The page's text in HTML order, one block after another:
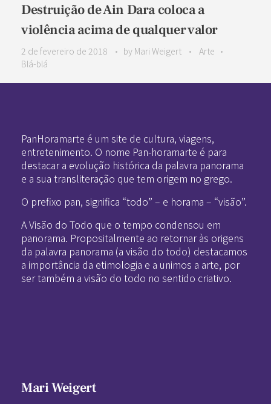
Destruição de Ain Dara coloca a
violência acima de qualquer valor
2 de fevereiro de 2018 by Mari Weigert
Arte
Blá-blá
PanHoramarte é um site de cultura, viagens,
entretenimento. O nome Pan-horamarte é para
destacar a evolução histórica da palavra panorama
e a sua transliteração que tem origem no grego.
O prefixo pan, significa “todo” – e horama – “visão”.
A Visão do Todo que o tempo condensou em
panorama. Propositalmente ao retornar às origens
da palavra panorama (a visão do todo) destacamos
a importância da etimologia e a unimos a arte, por
ser também a visão do todo no sentido criativo.
Mari Weigert